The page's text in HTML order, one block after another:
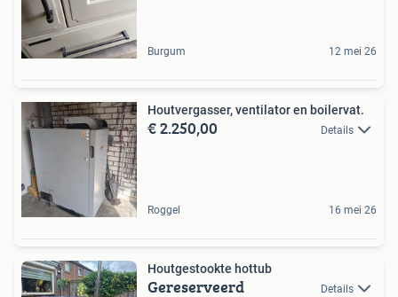
Burgum 12 mei 26
Houtvergasser, ventilator en boilervat.
€ 2.250,00 Details
Roggel 16 mei 26
Houtgestookte hottub
Gereserveerd Details